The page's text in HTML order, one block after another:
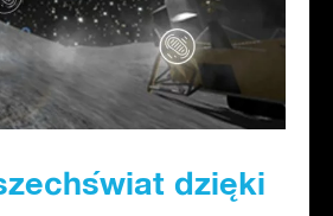
dzięki